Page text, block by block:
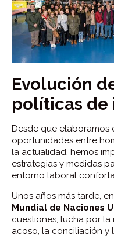
Evolución
políticas de
Desde que elaboramos
oportunidades entre
la actualidad, hemos
estrategias y medidas
entorno laboral
Unos años más tarde,
Mundial de Naciones
cuestiones, lucha por
acoso, la conciliación y